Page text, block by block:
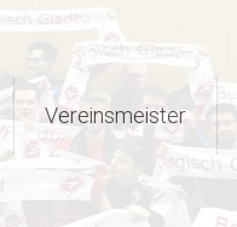
Vereinsmeister